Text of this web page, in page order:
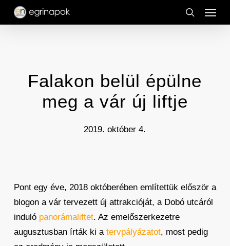
Skip
search
Menu
Falakon belül épülne
meg a vár új liftje
2019. október 4.
Pont egy éve, 2018 októberében említettük először a
blogon a vár tervezett új attrakcióját, a Dobó utcáról
induló panorámaliftet. Az emelőszerkezetre
augusztusban írták ki a tervpályázatot, most pedig